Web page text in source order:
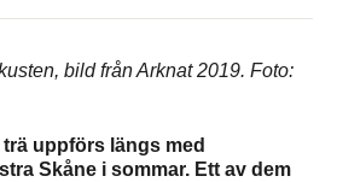
bild från Arknat 2019. Foto:
uppförs längs med
Skåne i sommar. Ett av dem